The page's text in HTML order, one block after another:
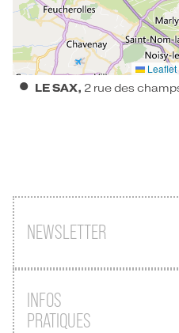
Leaflet
LE SAX 2 rue des
NEWSLETTER
INFOS
PRATIQUES